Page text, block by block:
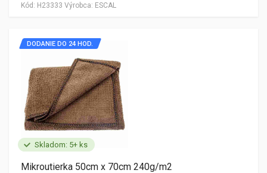
Kód: H23333 Výrobca: ESCAL
Skladom: 5+ ks
DODANIE DO 24 HOD.
Mikroutierka 50cm x 70cm 240g/m2